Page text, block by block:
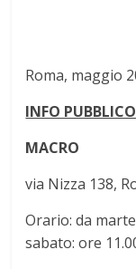
Roma, maggio
INFO PUBBLICO
MACRO
via Nizza 138,
Orario: da
sabato: ore